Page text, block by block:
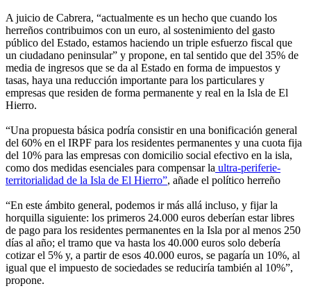
A juicio de Cabrera, “actualmente es un hecho que cuando los
herreños contribuimos con un euro, al sostenimiento del gasto
público del Estado, estamos haciendo un triple esfuerzo fiscal que
un ciudadano peninsular” y propone, en tal sentido que del 35% de
media de ingresos que se da al Estado en forma de impuestos y
tasas, haya una reducción importante para los particulares y
empresas que residen de forma permanente y real en la Isla de El
Hierro.
“Una propuesta básica podría consistir en una bonificación general
del 60% en el IRPF para los residentes permanentes y una cuota fija
del 10% para las empresas con domicilio social efectivo en la isla,
como dos medidas esenciales para compensar la ultra-periferie-
territorialidad de la Isla de El Hierro”, añade el político herreño
“En este ámbito general, podemos ir más allá incluso, y fijar la
horquilla siguiente: los primeros 24.000 euros deberían estar libres
de pago para los residentes permanentes en la Isla por al menos 250
días al año; el tramo que va hasta los 40.000 euros solo debería
cotizar el 5% y, a partir de esos 40.000 euros, se pagaría un 10%, al
igual que el impuesto de sociedades se reduciría también al 10%”,
propone.